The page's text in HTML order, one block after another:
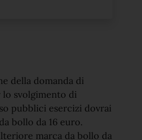
della domanda di
svolgimento di
pubblici esercizi dovrai
bollo da 16 euro.
marca da bollo da